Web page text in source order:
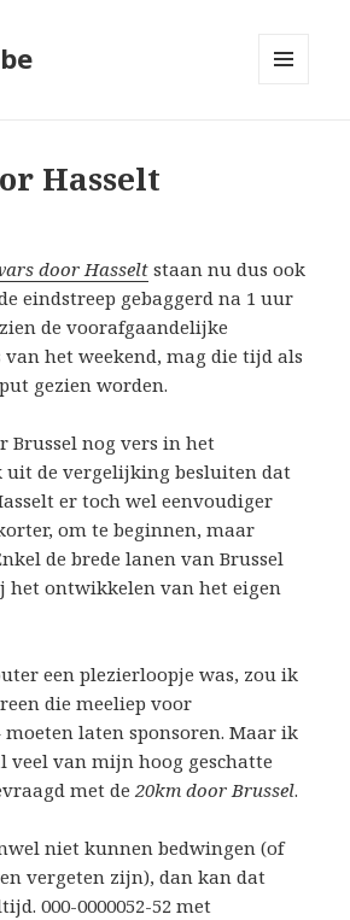
Hasselt
door Hasselt staan nu dus ook
eindstreep gebaggerd na 1 uur
de voorafgaandelijke
van het weekend, mag die tijd als
gezien worden.
Brussel nog vers in het
uit de vergelijking besluiten dat
er toch wel eenvoudiger
om te beginnen, maar
de brede lanen van Brussel
het ontwikkelen van het eigen
een plezierloopje was, zou ik
die meeliep voor
moeten laten sponsoren. Maar ik
veel van mijn hoog geschatte
met de20km door Brussel.
niet kunnen bedwingen (of
vergeten zijn), dan kan dat
000-0000052-52 met